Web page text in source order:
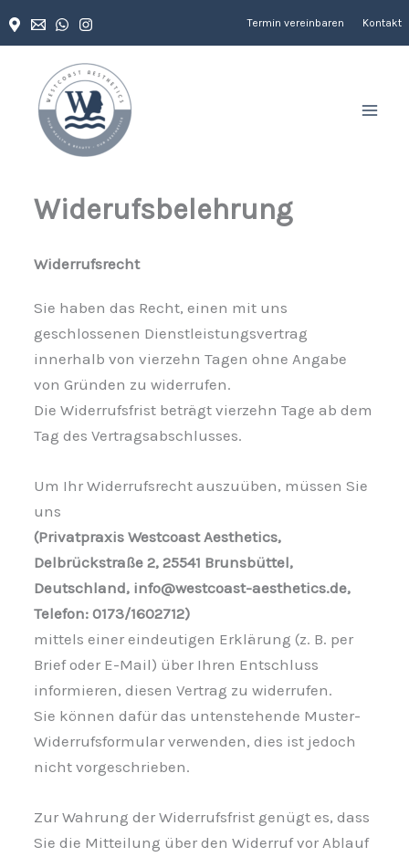
Inhalt
Termin vereinbaren Kontakt
Widerufsbelehrung
Widerrufsrecht
Sie haben das Recht, einen mit uns
geschlossenen Dienstleistungsvertrag
innerhalb von vierzehn Tagen ohne Angabe
von Gründen zu widerrufen.
Die Widerrufsfrist beträgt vierzehn Tage ab dem
Tag des Vertragsabschlusses.
Um Ihr Widerrufsrecht auszuüben, müssen Sie
uns
(Privatpraxis Westcoast Aesthetics,
Delbrückstraße 2, 25541 Brunsbüttel,
Deutschland, info@westcoast-aesthetics.de,
Telefon: 0173/1602712)
mittels einer eindeutigen Erklärung (z. B. per
Brief oder E-Mail) über Ihren Entschluss
informieren, diesen Vertrag zu widerrufen.
Sie können dafür das untenstehende Muster-
Widerrufsformular verwenden, dies ist jedoch
nicht vorgeschrieben.
Zur Wahrung der Widerrufsfrist genügt es, dass
Sie die Mitteilung über den Widerruf vor Ablauf